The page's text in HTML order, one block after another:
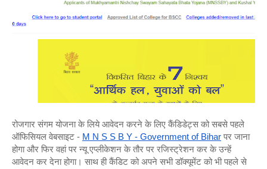
रोजगार संगम योजना के लिये आवेदन करने के लिए कैंडिडेट्स को सबसे पहले
ऑफिसियल वेबसाइट - M N S S B Y - Government of Bihar पर जाना
होगा और फिर वहां पर न्यू एप्लीकेशन के तौर पर रजिस्ट्रेशन कर के उन्हें
आवेदन कर देना होगा। साथ ही कैंडिट को अपने सभी डॉक्यूमेंट को भी पहले से